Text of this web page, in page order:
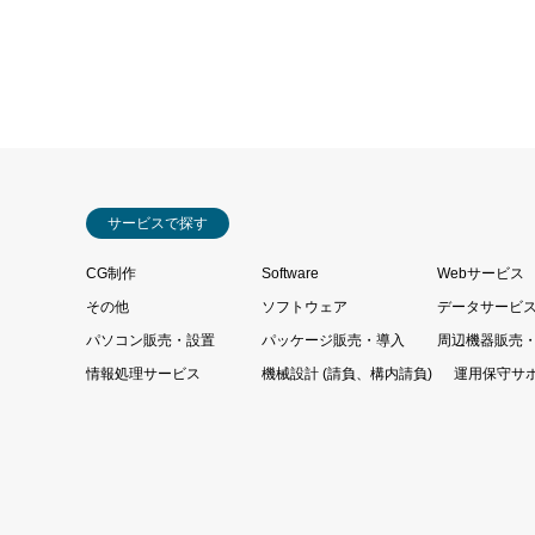
サービスで探す
CG制作 Software
Webサービス
その他
ソフトウェア
データサービ
パソコン販売・設置
パッケージ販売・導入
周辺機器販売
情報処理サービス
機械設計 (請負、構内請負) 運用保守サ